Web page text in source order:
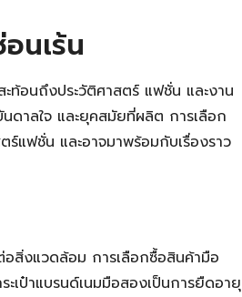
นเร้น
ะท้อนถึงประวัติศาสตร์ แฟชั่น และงาน
ดาลใจ และยุคสมัยที่ผลิต การเลือก
ร์แฟชั่น และอาจมาพร้อมกับเรื่องราว
สิ่งแวดล้อม การเลือกซื้อสินค้ามือ
เป๋าแบรนด์เนมมือสองเป็นการยืดอายุ